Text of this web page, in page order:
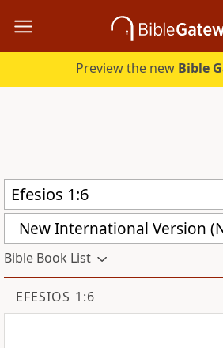
Preview the new Bible
New International Version
Bible Book List
EFESIOS 1:6